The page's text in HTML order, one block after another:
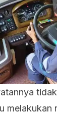
melakukan